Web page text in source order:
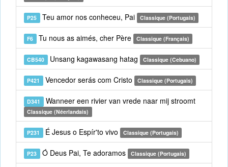
P25 Teu amor nos conheceu, Pai Classique (Portugais)
F6 Tu nous as aimés, cher Père Classique (Français)
CB540 Unsang kagawasang hatag Classique (Cebuano)
P421 Vencedor serás com Cristo Classique (Portugais)
D341 Wanneer een rivier van vrede naar mij stroomt
Classique (Néerlandais)
P231 É Jesus o Espír'to vivo Classique (Portugais)
P23 Ó Deus Pai, Te adoramos Classique (Portugais)